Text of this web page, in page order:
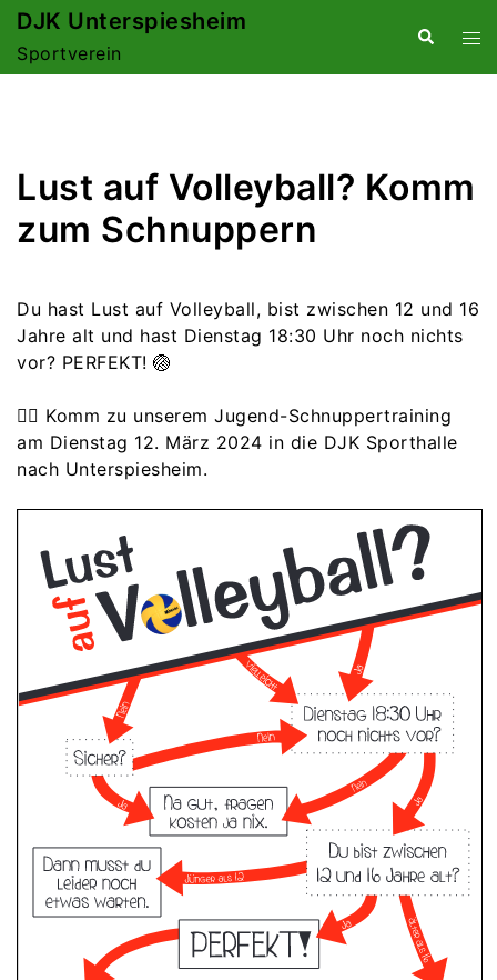
Zum
springen
DJK Unterspiesheim
Sportverein
Suche
Lust auf Volleyball? Komm
zum Schnuppern
Du hast Lust auf Volleyball, bist zwischen 12 und 16
Jahre alt und hast Dienstag 18:30 Uhr noch nichts
vor? PERFEKT! 🏐
👉🏻 Komm zu unserem Jugend-Schnuppertraining
am Dienstag 12. März 2024 in die DJK Sporthalle
nach Unterspiesheim.